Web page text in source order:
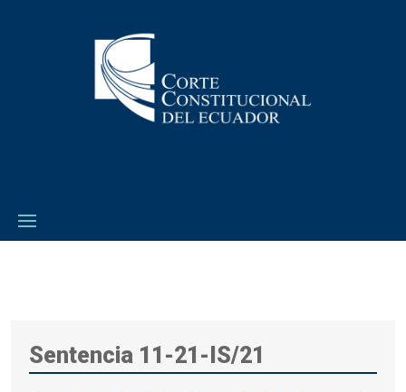
Sentencia 11-21-IS/21